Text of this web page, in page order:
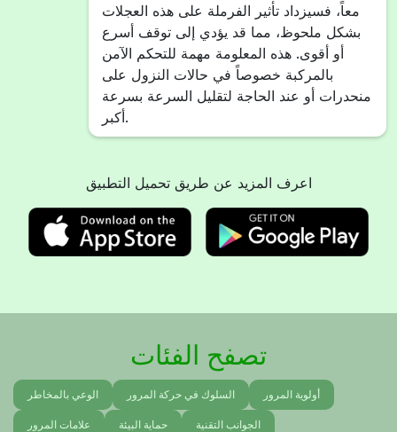
معاً، فسيزداد تأثير الفرملة على هذه العجلات
بشكل ملحوظ، مما قد يؤدي إلى توقف أسرع
أو أقوى. هذه المعلومة مهمة للتحكم الآمن
بالمركبة خصوصاً في حالات النزول على
منحدرات أو عند الحاجة لتقليل السرعة بسرعة
أكبر.
اعرف المزيد عن طريق تحميل التطبيق
تصفح الفئات
الوعي بالمخاطر السلوك في حركة المرور أولوية المرور
علامات المرور حماية البيئة الجوانب التقنية